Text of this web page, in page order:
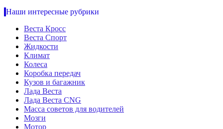
Наши интересные рубрики
Веста Кросс
Веста Спорт
Жидкости
Климат
Колеса
Коробка передач
Кузов и багажник
Лада Веста
Лада Веста CNG
Масса советов для водителей
Мозги
Мотор